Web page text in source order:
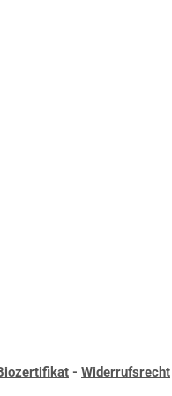
- Widerrufsrecht